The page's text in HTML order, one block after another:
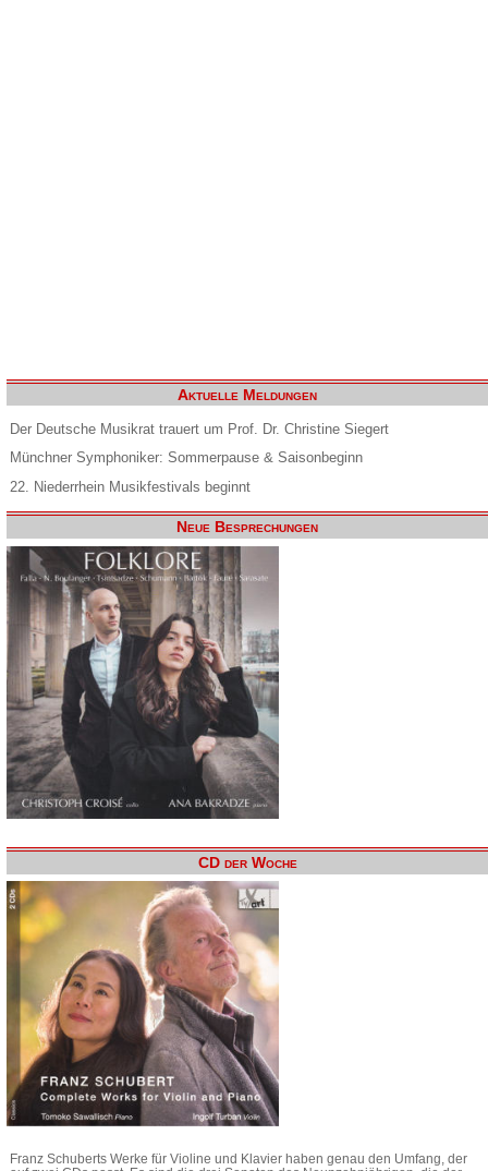
Aktuelle Meldungen
Der Deutsche Musikrat trauert um Prof. Dr. Christine Siegert
Münchner Symphoniker: Sommerpause & Saisonbeginn
22. Niederrhein Musikfestivals beginnt
Neue Besprechungen
CD der Woche
Franz Schuberts Werke für Violine und Klavier haben genau den Umfang, der